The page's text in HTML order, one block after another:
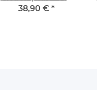
Tungsten – 3er Set (18–
38,90 € *